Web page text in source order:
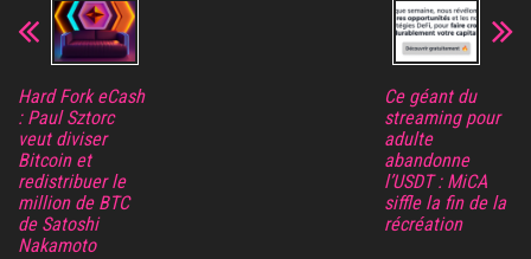
Hard Fork eCash
: Paul Sztorc
veut diviser
Bitcoin et
redistribuer le
million de BTC
de Satoshi
Nakamoto
Ce géant du
streaming pour
adulte
abandonne
l’USDT : MiCA
siffle la fin de la
récréation